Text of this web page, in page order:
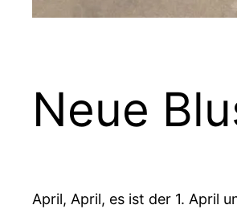
Neue
April, April, es ist der 1. April